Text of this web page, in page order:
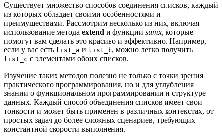
Существует множество способов соединения списков, каждый
из которых обладает своими особенностями и
преимуществами. Рассмотрим несколько из них, включая
использование метода extend и функции sumx, которые
помогут вам сделать это красиво и эффективно. Например,
если у вас есть list_a и list_b, можно легко получить
list_c с элементами обоих списков.
Изучение таких методов полезно не только с точки зрения
практического программирования, но и для углубления
знаний о функциональном программировании и структуре
данных. Каждый способ объединения списков имеет свои
тонкости и может быть применен в различных контекстах, от
простых задач до более сложных сценариев, требующих
константной скорости выполнения.